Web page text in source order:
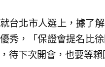
台北市人選上，據了
秀，「保證會提名比
待下次開會，也要等